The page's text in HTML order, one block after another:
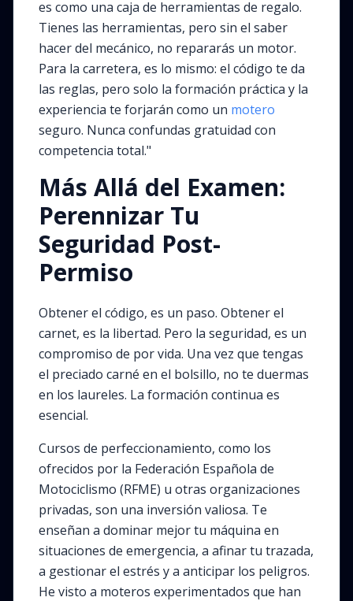
es como una caja de herramientas de regalo.
Tienes las herramientas, pero sin el saber
hacer del mecánico, no repararás un motor.
Para la carretera, es lo mismo: el código te da
las reglas, pero solo la formación práctica y la
experiencia te forjarán como un motero
seguro. Nunca confundas gratuidad con
competencia total."
Más Allá del Examen:
Perennizar Tu
Seguridad Post-
Permiso
Obtener el código, es un paso. Obtener el
carnet, es la libertad. Pero la seguridad, es un
compromiso de por vida. Una vez que tengas
el preciado carné en el bolsillo, no te duermas
en los laureles. La formación continua es
esencial.
Cursos de perfeccionamiento, como los
ofrecidos por la Federación Española de
Motociclismo (RFME) u otras organizaciones
privadas, son una inversión valiosa. Te
enseñan a dominar mejor tu máquina en
situaciones de emergencia, a afinar tu trazada,
a gestionar el estrés y a anticipar los peligros.
He visto a moteros experimentados que han